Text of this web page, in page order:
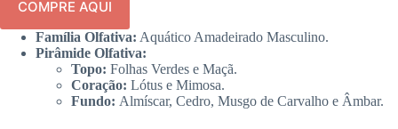
COMPRE AQUI
Família Olfativa: Aquático Amadeirado Masculino.
Pirâmide Olfativa:
Topo: Folhas Verdes e Maçã.
Coração: Lótus e Mimosa.
Fundo: Almíscar, Cedro, Musgo de Carvalho e Âmbar.